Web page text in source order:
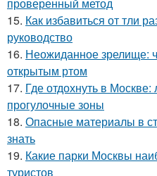
15. Как избавиться от тли
руководство
16. Неожиданное зрелище:
открытым ртом
17. Где отдохнуть в
прогулочные зоны
18. Опасные материалы в
знать
19. Какие парки Москвы
туристов